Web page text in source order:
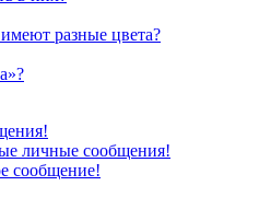
разные цвета?
личные сообщения!
сообщение!